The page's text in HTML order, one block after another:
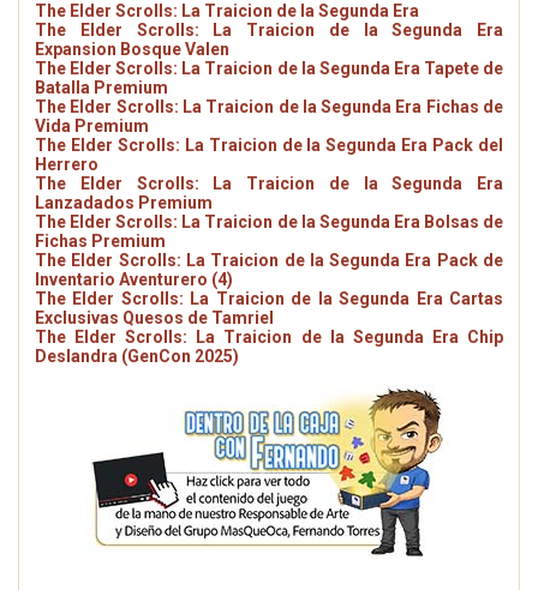
The Elder Scrolls: La Traicion de la Segunda Era
The Elder Scrolls: La Traicion de la Segunda Era
Expansion Bosque Valen
The Elder Scrolls: La Traicion de la Segunda Era Tapete de
Batalla Premium
The Elder Scrolls: La Traicion de la Segunda Era Fichas de
Vida Premium
The Elder Scrolls: La Traicion de la Segunda Era Pack del
Herrero
The Elder Scrolls: La Traicion de la Segunda Era
Lanzadados Premium
The Elder Scrolls: La Traicion de la Segunda Era Bolsas de
Fichas Premium
The Elder Scrolls: La Traicion de la Segunda Era Pack de
Inventario Aventurero (4)
The Elder Scrolls: La Traicion de la Segunda Era Cartas
Exclusivas Quesos de Tamriel
The Elder Scrolls: La Traicion de la Segunda Era Chip
Deslandra (GenCon 2025)